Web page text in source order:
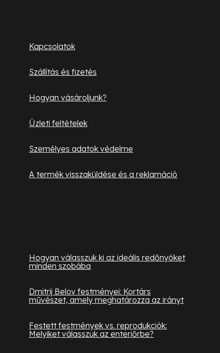
Kapcsolatok
Szállítás és fizetés
Hogyan vásároljunk?
Üzleti feltételek
Személyes adatok védelme
A termék visszaküldése és a reklamáció
Hogyan válasszuk ki az ideális redőnyöket
minden szobába
Dmitrij Belov festményei: Kortárs
művészet, amely meghatározza az irányt
Festett festmények vs. reprodukciók:
Melyiket válasszuk az enteriőrbe?